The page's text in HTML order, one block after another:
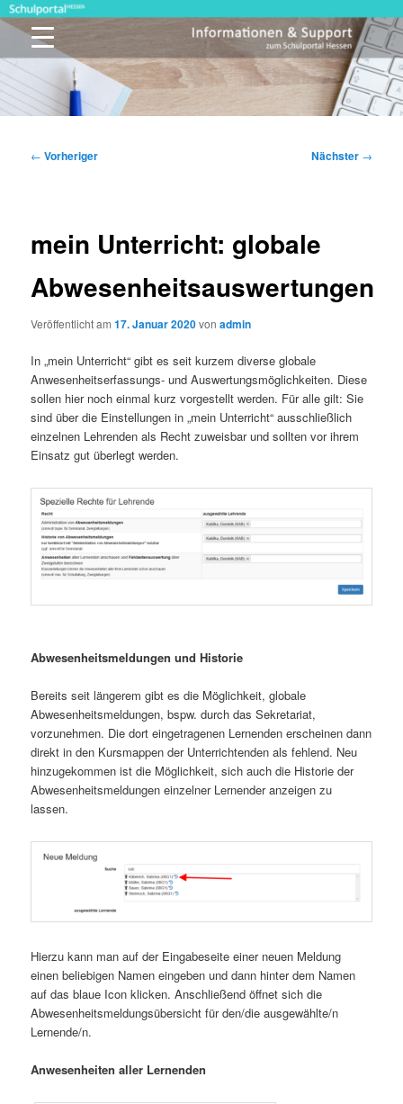
Zum
primären
springenSchulportal Hessen
Beitragsnavigation
← Vorheriger Nächster →
mein Unterricht: globale
Abwesenheitsauswertungen
Veröffentlicht am17. Januar 2020vonadmin
In „mein Unterricht“ gibt es seit kurzem diverse globale
Anwesenheitserfassungs- und Auswertungsmöglichkeiten. Diese
sollen hier noch einmal kurz vorgestellt werden. Für alle gilt: Sie
sind über die Einstellungen in „mein Unterricht“ ausschließlich
einzelnen Lehrenden als Recht zuweisbar und sollten vor ihrem
Einsatz gut überlegt werden.
Abwesenheitsmeldungen und Historie
Bereits seit längerem gibt es die Möglichkeit, globale
Abwesenheitsmeldungen, bspw. durch das Sekretariat,
vorzunehmen. Die dort eingetragenen Lernenden erscheinen dann
direkt in den Kursmappen der Unterrichtenden als fehlend. Neu
hinzugekommen ist die Möglichkeit, sich auch die Historie der
Abwesenheitsmeldungen einzelner Lernender anzeigen zu
lassen.
Hierzu kann man auf der Eingabeseite einer neuen Meldung
einen beliebigen Namen eingeben und dann hinter dem Namen
auf das blaue Icon klicken. Anschließend öffnet sich die
Abwesenheitsmeldungsübersicht für den/die ausgewählte/n
Lernende/n.
Anwesenheiten aller Lernenden